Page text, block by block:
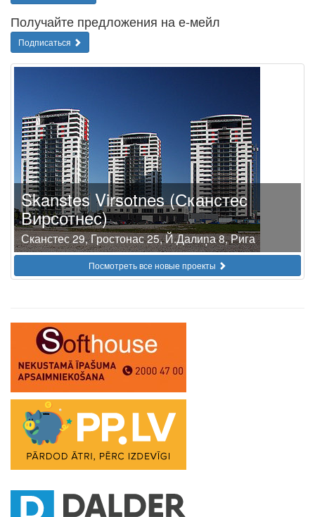
Получайте предложения на е-мейл
Подписаться
Skanstes Virsotnes (Сканстес
Вирсотнес)
Сканстес 29, Гростонас 25, Й.Далиņа 8, Рига
Посмотреть все новые проекты